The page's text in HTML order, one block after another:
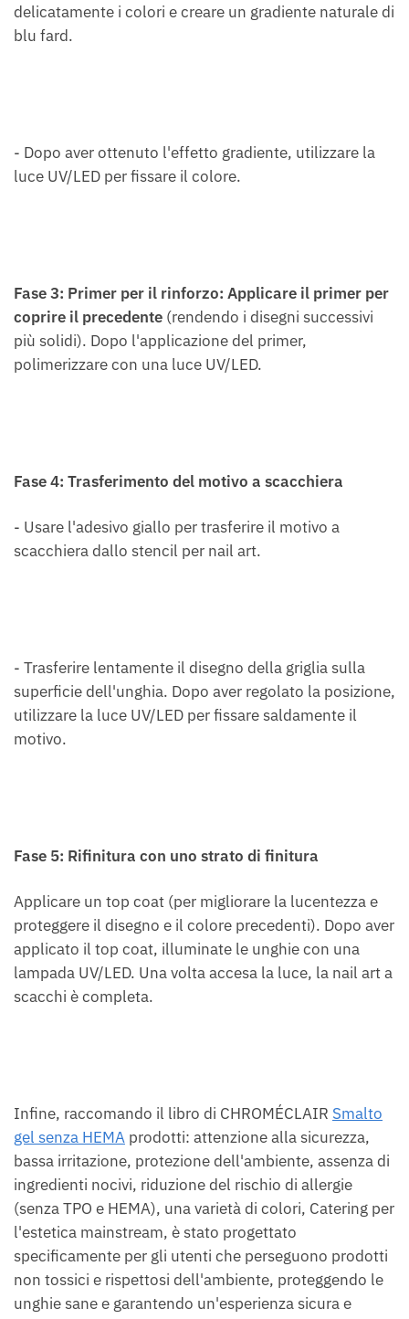
delicatamente i colori e creare un gradiente naturale di
blu fard.
- Dopo aver ottenuto l'effetto gradiente, utilizzare la
luce UV/LED per fissare il colore.
Fase 3: Primer per il rinforzo: Applicare il primer per
coprire il precedente (rendendo i disegni successivi
più solidi). Dopo l'applicazione del primer,
polimerizzare con una luce UV/LED.
Fase 4: Trasferimento del motivo a scacchiera
- Usare l'adesivo giallo per trasferire il motivo a
scacchiera dallo stencil per nail art.
- Trasferire lentamente il disegno della griglia sulla
superficie dell'unghia. Dopo aver regolato la posizione,
utilizzare la luce UV/LED per fissare saldamente il
motivo.
Fase 5: Rifinitura con uno strato di finitura
Applicare un top coat (per migliorare la lucentezza e
proteggere il disegno e il colore precedenti). Dopo aver
applicato il top coat, illuminate le unghie con una
lampada UV/LED. Una volta accesa la luce, la nail art a
scacchi è completa.
Infine, raccomando il libro di CHROMÉCLAIR Smalto
gel senza HEMA prodotti: attenzione alla sicurezza,
bassa irritazione, protezione dell'ambiente, assenza di
ingredienti nocivi, riduzione del rischio di allergie
(senza TPO e HEMA), una varietà di colori, Catering per
l'estetica mainstream, è stato progettato
specificamente per gli utenti che perseguono prodotti
non tossici e rispettosi dell'ambiente, proteggendo le
unghie sane e garantendo un'esperienza sicura e